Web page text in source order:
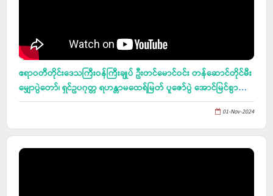
ဧရာဝတီတိုင်းဒေသကြီးဝန်ကြီးချုပ် ဦးတင်မောင်ဝင်း တန်ဆောင်တိုင်မီး
မျှောပွဲတော်၊ ရှင်ဥပဂုတ္တ ရဟန္တာမထေရ်မြတ် ပူဇော်ပွဲ အောင်မြင်စွာ
ကျင်းပနိုင်ရေး လုပ်ငန်းညှိနှိုင်း အစည်းအဝေးသို့ တက်ရောက်၊ ပဉ္စမ
အကြိမ်မြောက် အမျိုးသားအားကစားပွဲတော်သို့ ဝင်ရောက်ယှဉ်ပြိုင်ရန်
စခန်းသွင်းလေ့ကျင့်နေသည့် အားကစားအဖွဲ့အား တွေ့ဆုံအားပေး
01-Nov-2024